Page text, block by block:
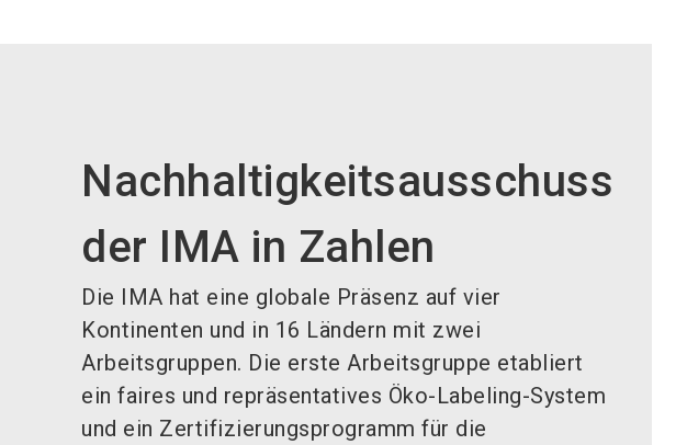
Nachhaltigkeitsausschuss
der IMA in Zahlen
Die IMA hat eine globale Präsenz auf vier
Kontinenten und in 16 Ländern mit zwei
Arbeitsgruppen. Die erste Arbeitsgruppe etabliert
ein faires und repräsentatives Öko-Labeling-System
und ein Zertifizierungsprogramm für die